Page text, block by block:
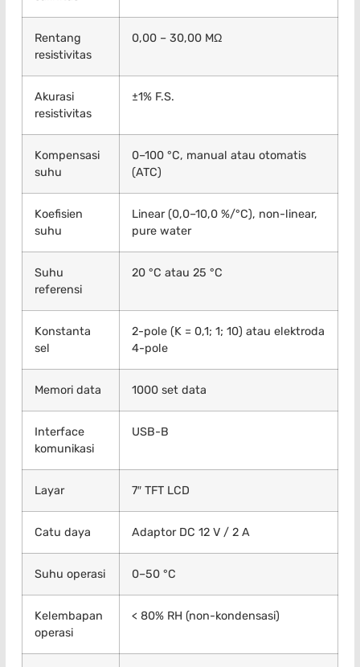
Rentang
resistivitas
0,00 – 30,00 MΩ
Akurasi
resistivitas
±1% F.S.
Kompensasi
suhu
0–100 °C, manual atau otomatis
(ATC)
Koefisien
suhu
Linear (0,0–10,0 %/°C), non-linear,
pure water
Suhu
referensi
20 °C atau 25 °C
Konstanta
sel
2-pole (K = 0,1; 1; 10) atau elektroda
4-pole
Memori data 1000 set data
Interface
komunikasi
USB-B
Layar 7″ TFT LCD
Catu daya Adaptor DC 12 V / 2 A
Suhu operasi 0–50 °C
Kelembapan
operasi
< 80% RH (non-kondensasi)